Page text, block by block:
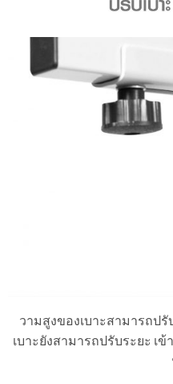
วามสูงของเบาะสามารถป
เบาะยังสามารถปรับระยะ เ